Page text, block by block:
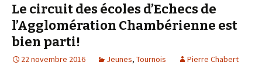
Le circuit des écoles d’Echecs de
l’Agglomération Chambérienne est
bien parti!
22 novembre 2016 Jeunes, Tournois Pierre Chabert